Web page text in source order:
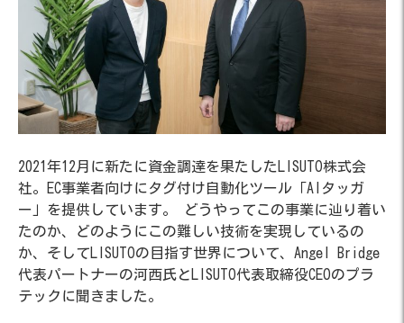
2021年12月に新たに資金調達を果たしたLISUTO株式会
社。EC事業者向けにタグ付け自動化ツール「AIタッガ
ー」を提供しています。 どうやってこの事業に辿り着い
たのか、どのようにこの難しい技術を実現しているの
か、そしてLISUTOの目指す世界について、Angel Bridge
代表パートナーの河西氏とLISUTO代表取締役CEOのプラ
テックに聞きました。